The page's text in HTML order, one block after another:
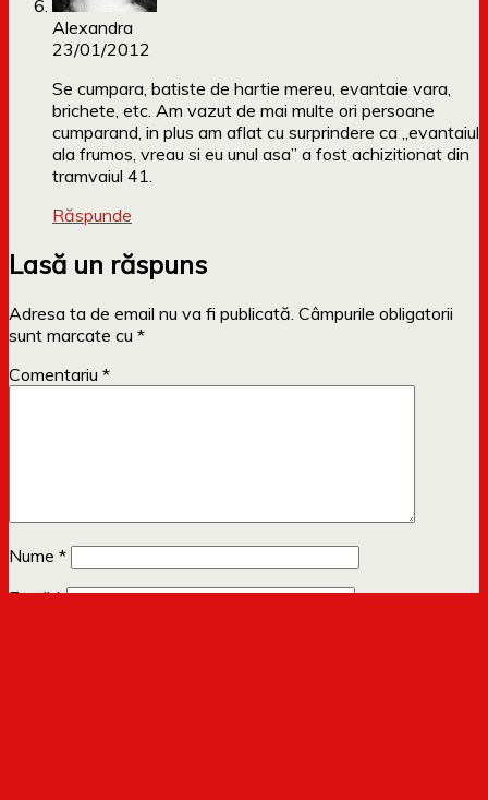
Alexandra
23/01/2012
Se cumpara, batiste de hartie mereu, evantaie vara,
brichete, etc. Am vazut de mai multe ori persoane
cumparand, in plus am aflat cu surprindere ca „evantaiul
ala frumos, vreau si eu unul asa” a fost achizitionat din
tramvaiul 41.
Răspunde
Lasă un răspuns
Adresa ta de email nu va fi publicată. Câmpurile obligatorii
sunt marcate cu *
Comentariu *
Nume *
Email*